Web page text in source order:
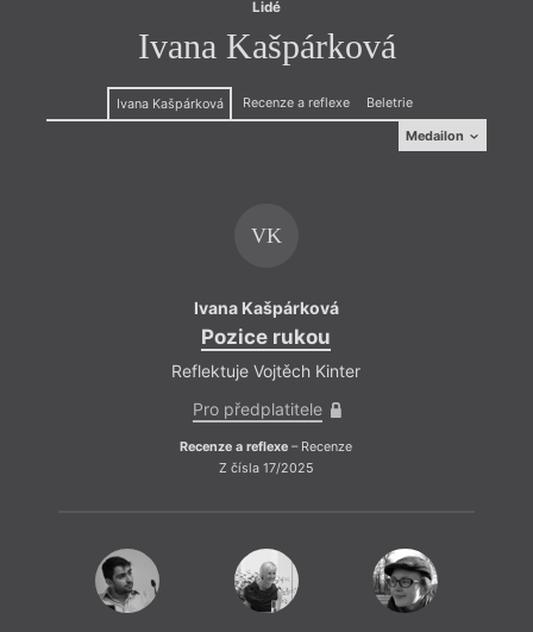
Lidé
Ivana Kašpárková
Ivana Kašpárková Recenze a reflexe Beletrie
sbornících, mj. ve výběrové ročence
zaměřených webech, ukázky z její tvorby vyšly také
v Polsku a na Slovensku. Žije v Opavě.
Medailon
VK
Ivana Kašpárková
Pozice rukou
Reflektuje Vojtěch Kinter
Pro předplatitele
Recenze a reflexe – Recenze
Z čísla 17/2025